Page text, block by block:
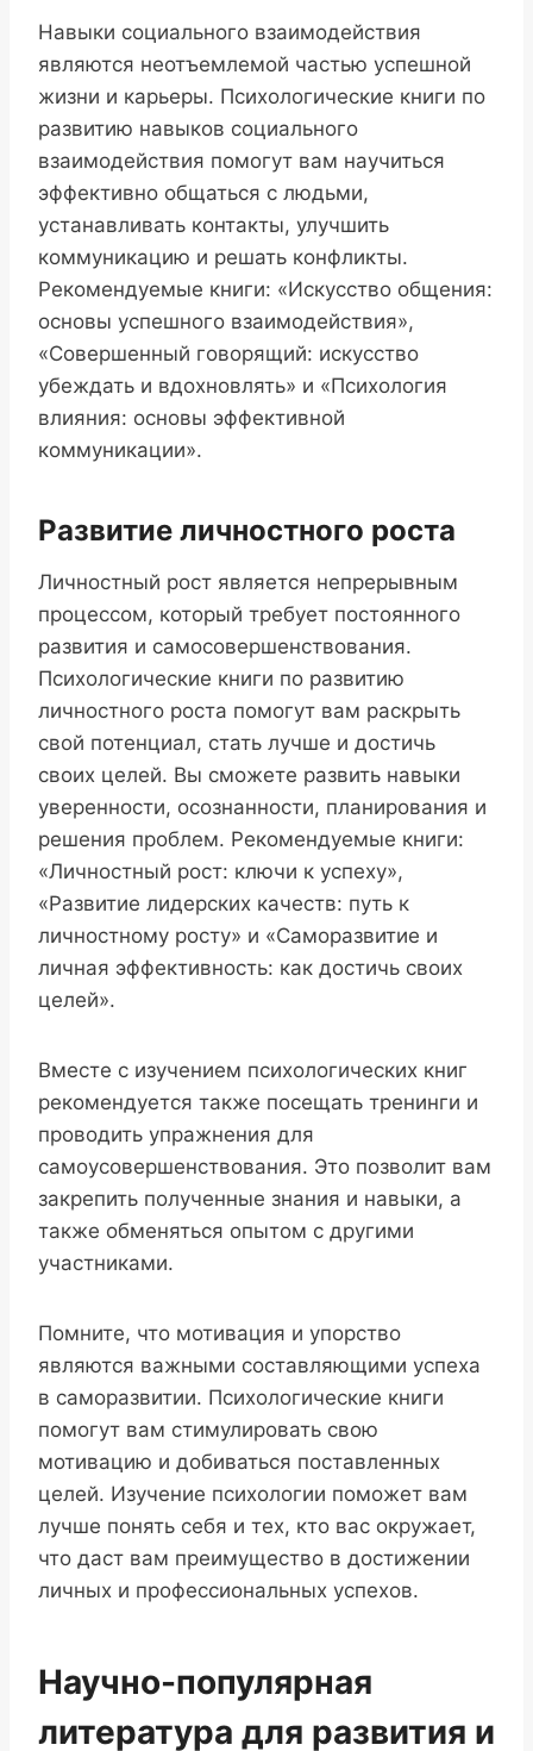
Навыки социального взаимодействия
являются неотъемлемой частью успешной
жизни и карьеры. Психологические книги по
развитию навыков социального
взаимодействия помогут вам научиться
эффективно общаться с людьми,
устанавливать контакты, улучшить
коммуникацию и решать конфликты.
Рекомендуемые книги: «Искусство общения:
основы успешного взаимодействия»,
«Совершенный говорящий: искусство
убеждать и вдохновлять» и «Психология
влияния: основы эффективной
коммуникации».
Развитие личностного роста
Личностный рост является непрерывным
процессом, который требует постоянного
развития и самосовершенствования.
Психологические книги по развитию
личностного роста помогут вам раскрыть
свой потенциал, стать лучше и достичь
своих целей. Вы сможете развить навыки
уверенности, осознанности, планирования и
решения проблем. Рекомендуемые книги:
«Личностный рост: ключи к успеху»,
«Развитие лидерских качеств: путь к
личностному росту» и «Саморазвитие и
личная эффективность: как достичь своих
целей».
Вместе с изучением психологических книг
рекомендуется также посещать тренинги и
проводить упражнения для
самоусовершенствования. Это позволит вам
закрепить полученные знания и навыки, а
также обменяться опытом с другими
участниками.
Помните, что мотивация и упорство
являются важными составляющими успеха
в саморазвитии. Психологические книги
помогут вам стимулировать свою
мотивацию и добиваться поставленных
целей. Изучение психологии поможет вам
лучше понять себя и тех, кто вас окружает,
что даст вам преимущество в достижении
личных и профессиональных успехов.
Научно-популярная
литература для развития и